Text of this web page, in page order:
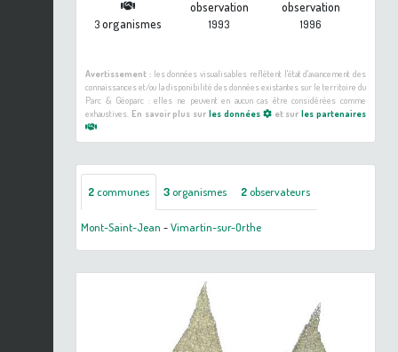
3organismes
observation
1993
observation
1996
Avertissement :les données visualisables reflètent l'état d'avancement des
connaissances et/ou la disponibilité des données existantes sur le territoire du
Parc & Géoparc : elles ne peuvent en aucun cas être considérées comme
exhaustives. En savoir plus sur les données et surles partenaires
2communes 3organismes 2observateurs
Mont-Saint-Jean -Vimartin-sur-Orthe